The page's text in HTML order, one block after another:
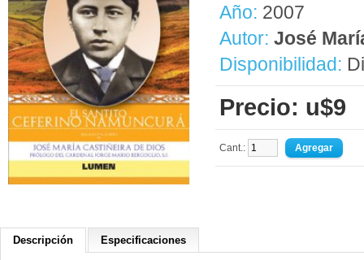
Año: 2007
Autor: José
Disponibilidad:
Precio: u$9
Cant.:
Descripción Especificaciones